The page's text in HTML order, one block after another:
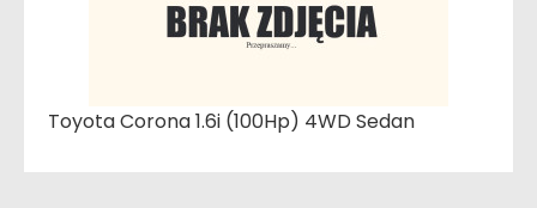
Toyota Corona 1.6i (100Hp) 4WD Sedan